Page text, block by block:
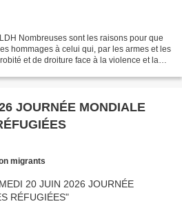
Nombreuses sont les raisons pour que
hommages à celui qui, par les armes et les
et de droiture face à la violence et la
JOURNÉE MONDIALE
migrants